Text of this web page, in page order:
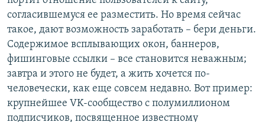
согласившемуся ее разместить. Но время сейчас
такое, дают возможность заработать – бери деньги.
Содержимое всплывающих окон, баннеров,
фишинговые ссылки – все становится неважным;
завтра и этого не будет, а жить хочется по-
человечески, как еще совсем недавно. Вот пример:
крупнейшее VK-сообщество с полумиллионом
подписчиков, посвященное известному